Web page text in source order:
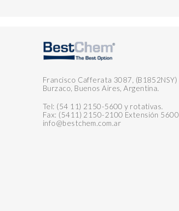
Francisco Cafferata 3087, (B1852NSY)
Burzaco, Buenos Aires, Argentina.
Tel: (54 11) 2150-5600 y rotativas.
Fax: (5411) 2150-2100 Extensión 5600
info@bestchem.com.ar